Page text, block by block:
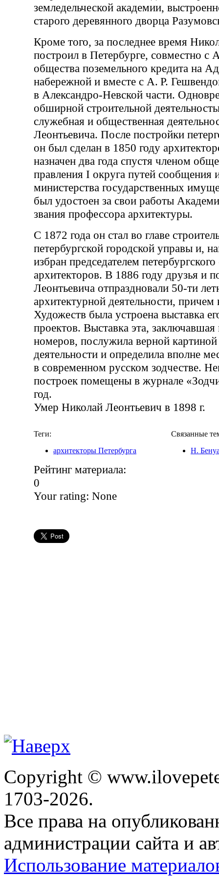
земледельческой академии,
старого деревянного дворца
Кроме того, за последнее время
построил в Петербурге, совместно с
общества поземельного кредита на
набережной и вместе с А. Р.
в Александро-Невской части.
обширной строительной
служебная и общественная
Леонтьевича. После постройки
он был сделан в 1850 году
назначен два года спустя членом
правления I округа путей сообщения
министерства государственных
был удостоен за свои работы
звания профессора архитектуры.
С 1872 года он стал во главе
петербургской городской управы и,
избран председателем
архитекторов. В 1886 году друзья и
Леонтьевича отпраздновали 50-ти
архитектурной деятельности,
Художеств была устроена выставка
проектов. Выставка эта, заключавшая
номеров, послужила верной картиной
деятельности и определила вполне
в современном русском зодчестве.
построек помещены в журнале
год.
Умер Николай Леонтьевич в 1898 г.
Теги:
архитекторы Петербурга
Связанные
Н.
Рейтинг материала:
0
Your rating: None
Copyright ©
1703-2026.
Все права на
администрации сайта и
Использование